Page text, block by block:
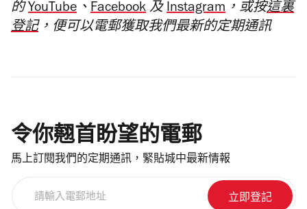
的 YouTube 、 Facebook 及 Instagram ，或按這裏
登記，便可以電郵獲取我們最新的定期通訊
令你翹首盼望的電郵
馬上訂閱我們的定期通訊，緊貼城中最新情報